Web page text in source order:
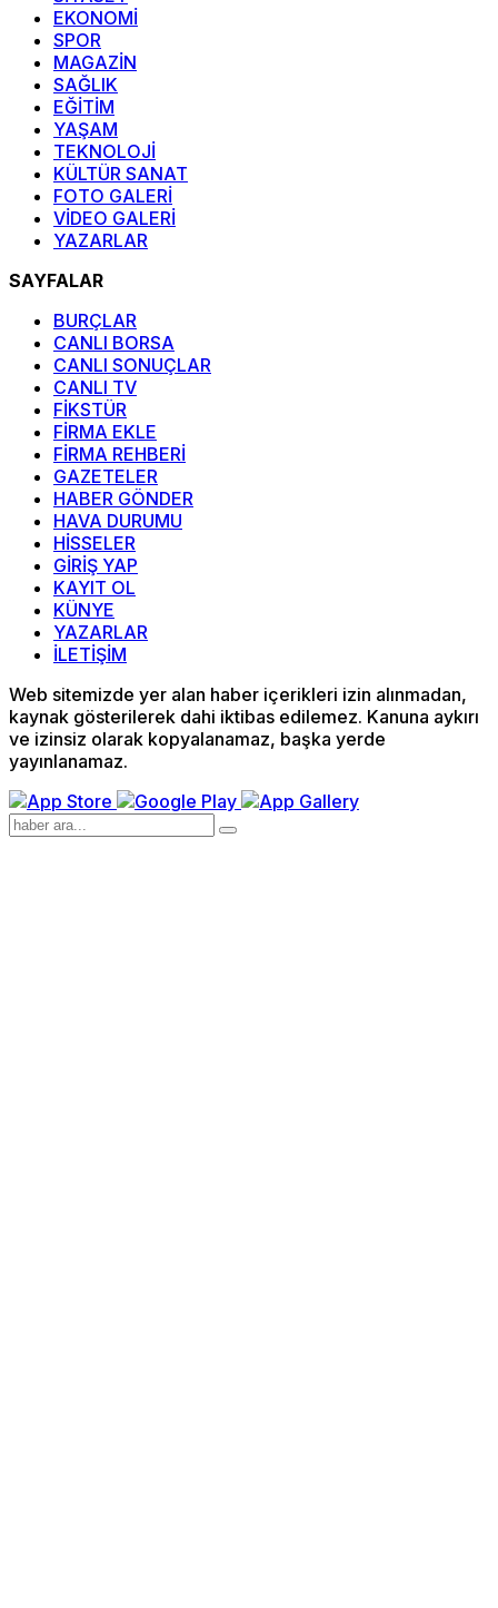
EKONOMİ
SPOR
MAGAZİN
SAĞLIK
EĞİTİM
YAŞAM
TEKNOLOJİ
KÜLTÜR SANAT
FOTO GALERİ
VİDEO GALERİ
YAZARLAR
SAYFALAR
BURÇLAR
CANLI BORSA
CANLI SONUÇLAR
CANLI TV
FİKSTÜR
FİRMA EKLE
FİRMA REHBERİ
GAZETELER
HABER GÖNDER
HAVA DURUMU
HİSSELER
GİRİŞ YAP
KAYIT OL
KÜNYE
YAZARLAR
İLETİŞİM
Web sitemizde yer alan haber içerikleri izin alınmadan,
kaynak gösterilerek dahi iktibas edilemez. Kanuna aykırı
ve izinsiz olarak kopyalanamaz, başka yerde
yayınlanamaz.